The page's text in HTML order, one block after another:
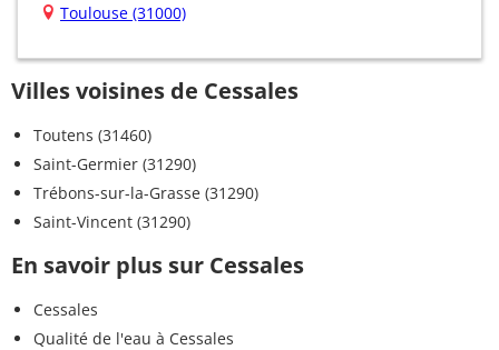
Toulouse (31000)
Villes voisines de Cessales
Toutens (31460)
Saint-Germier (31290)
Trébons-sur-la-Grasse (31290)
Saint-Vincent (31290)
En savoir plus sur Cessales
Cessales
Qualité de l'eau à Cessales